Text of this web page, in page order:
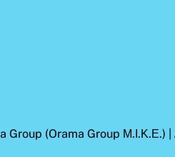
Group (Orama Group Μ.Ι.Κ.Ε.)